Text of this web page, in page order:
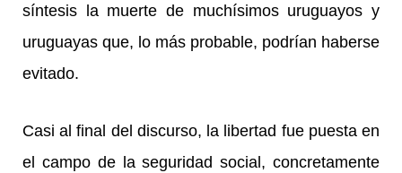
síntesis la muerte de muchísimos uruguayos y
uruguayas que, lo más probable, podrían haberse
evitado.
Casi al final del discurso, la libertad fue puesta en
el campo de la seguridad social, concretamente